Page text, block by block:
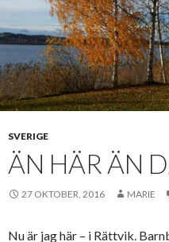
SVERIGE
ÄN HÄR ÄN
27 OKTOBER, 2016 MARIE
Nu är jag här – i Rättvik.